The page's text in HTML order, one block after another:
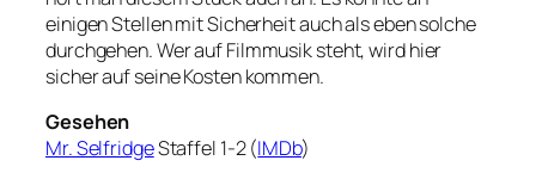
einigen Stellen mit Sicherheit auch als eben solche
durchgehen. Wer auf Filmmusik steht, wird hier
sicher auf seine Kosten kommen.
Gesehen
Mr. SelfridgeStaffel 1-2 (IMDb)